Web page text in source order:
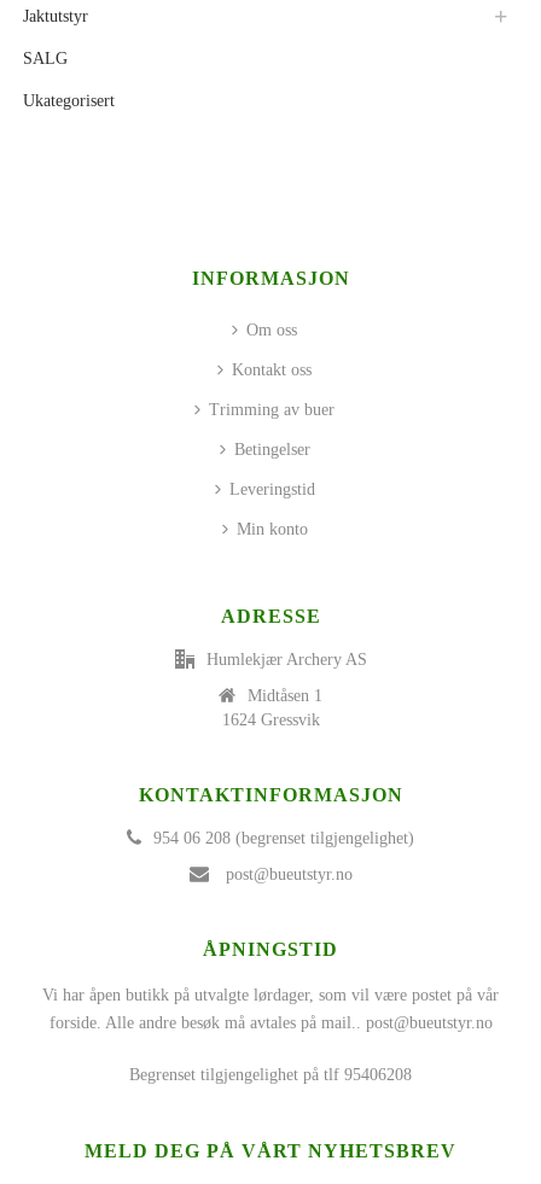
Jaktutstyr
SALG
Ukategorisert
INFORMASJON
Om oss
Kontakt oss
Trimming av buer
Betingelser
Leveringstid
Min konto
ADRESSE
Humlekjær Archery AS
Midtåsen 1
1624 Gressvik
KONTAKTINFORMASJON
954 06 208 (begrenset tilgjengelighet)
post@bueutstyr.no
ÅPNINGSTID
Vi har åpen butikk på utvalgte lørdager, som vil være postet på vår
forside. Alle andre besøk må avtales på mail.. post@bueutstyr.no
Begrenset tilgjengelighet på tlf 95406208
MELD DEG PÅ VÅRT NYHETSBREV